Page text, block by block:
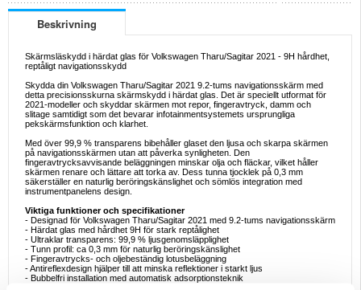
Beskrivning
Skärmsläskydd i härdat glas för Volkswagen Tharu/Sagitar 2021 - 9H hårdhet,
reptåligt navigationsskydd
Skydda din Volkswagen Tharu/Sagitar 2021 9.2-tums navigationsskärm med
detta precisionsskurna skärmskydd i härdat glas. Det är speciellt utformat för
2021-modeller och skyddar skärmen mot repor, fingeravtryck, damm och
slitage samtidigt som det bevarar infotainmentsystemets ursprungliga
pekskärmsfunktion och klarhet.
Med över 99,9 % transparens bibehåller glaset den ljusa och skarpa skärmen
på navigationsskärmen utan att påverka synligheten. Den
fingeravtrycksavvisande beläggningen minskar olja och fläckar, vilket håller
skärmen renare och lättare att torka av. Dess tunna tjocklek på 0,3 mm
säkerställer en naturlig beröringskänslighet och sömlös integration med
instrumentpanelens design.
Viktiga funktioner och specifikationer
- Designad för Volkswagen Tharu/Sagitar 2021 med 9.2-tums navigationsskärm
- Härdat glas med hårdhet 9H för stark reptålighet
- Ultraklar transparens: 99,9 % ljusgenomsläpplighet
- Tunn profil: ca 0,3 mm för naturlig beröringskänslighet
- Fingeravtrycks- och oljebeständig lotusbeläggning
- Antireflexdesign hjälper till att minska reflektioner i starkt ljus
- Bubbelfri installation med automatisk adsorptionsteknik